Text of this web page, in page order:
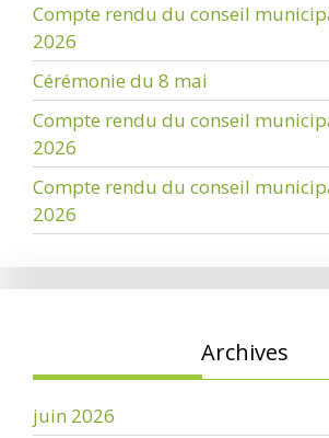
Compte rendu du conseil
2026
Cérémonie du 8 mai
Compte rendu du conseil
2026
Compte rendu du conseil
2026
Archives
juin 2026